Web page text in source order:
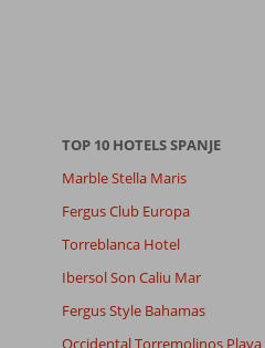
TOP 10 HOTELS SPANJE
Marble Stella Maris
Fergus Club Europa
Torreblanca Hotel
Ibersol Son Caliu Mar
Fergus Style Bahamas
Occidental Torremolinos Playa